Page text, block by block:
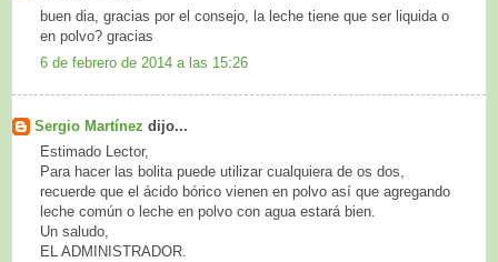
buen dia, gracias por el consejo, la leche tiene que ser liquida o
en polvo? gracias
6 de febrero de 2014 a las 15:26
Sergio Martínez dijo...
Estimado Lector,
Para hacer las bolita puede utilizar cualquiera de os dos,
recuerde que el ácido bórico vienen en polvo así que agregando
leche común o leche en polvo con agua estará bien.
Un saludo,
EL ADMINISTRADOR.